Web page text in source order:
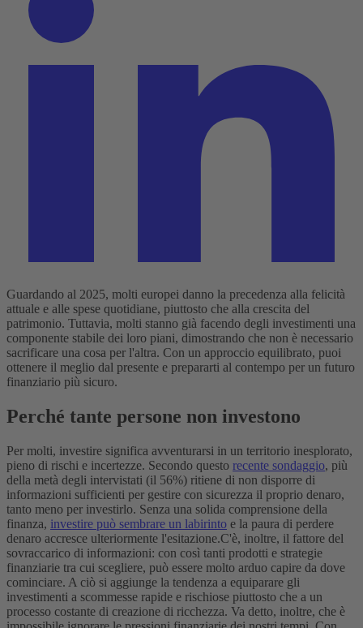
Guardando al 2025, molti europei danno la precedenza alla felicità
attuale e alle spese quotidiane, piuttosto che alla crescita del
patrimonio. Tuttavia, molti stanno già facendo degli investimenti una
componente stabile dei loro piani, dimostrando che non è necessario
sacrificare una cosa per l'altra. Con un approccio equilibrato, puoi
ottenere il meglio dal presente e prepararti al contempo per un futuro
finanziario più sicuro.
Perché tante persone non investono
Per molti, investire significa avventurarsi in un territorio inesplorato,
pieno di rischi e incertezze. Secondo questo recente sondaggio, più
della metà degli intervistati (il 56%) ritiene di non disporre di
informazioni sufficienti per gestire con sicurezza il proprio denaro,
tanto meno per investirlo. Senza una solida comprensione della
finanza, investire può sembrare un labirinto e la paura di perdere
denaro accresce ulteriormente l'esitazione.C'è, inoltre, il fattore del
sovraccarico di informazioni: con così tanti prodotti e strategie
finanziarie tra cui scegliere, può essere molto arduo capire da dove
cominciare. A ciò si aggiunge la tendenza a equiparare gli
investimenti a scommesse rapide e rischiose piuttosto che a un
processo costante di creazione di ricchezza. Va detto, inoltre, che è